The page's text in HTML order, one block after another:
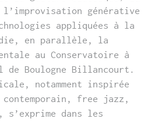
générative
appliquées à la
en parallèle, la
au Conservatoire à
de Boulogne Billancourt.
notamment inspirée
free jazz,
s’exprime dans les